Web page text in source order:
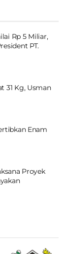
Rp 5 Miliar,
PT.
31 Kg, Usman
Enam
Proyek